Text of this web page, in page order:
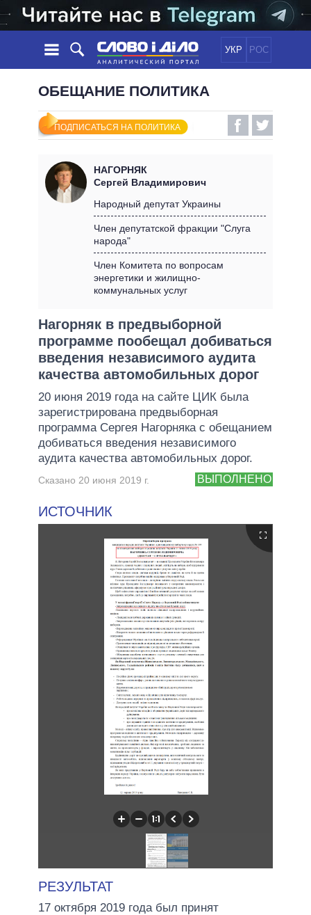
УКР РОС
НОВОСТИ
ЛЕНТА
СОБЫТИЯ
СТАТЬИ
МНЕНИЯ
ОБЗОРЫ
ДАЙДЖЕСТЫ
ПОЛИТИКА
ЭКОНОМИКА
МИР
ОБЕЩАНИЯ
ВСЕ ПОЛИТИКИ
ПРЕЗИДЕНТ И ОФИС
КАБИНЕТ МИНИСТРОВ
ГЛАВЫ ОБЛАДМИНИСТРАЦИЙ
ИНФОГРАФИКА
ВИДЕО
ПОДДЕРЖАТЬ
СРАВНЕНИЕ ПОЛИТИКОВ
ОБЕЩАНИЕ ПОЛИТИКА
ПОДПИСАТЬСЯ НА ПОЛИТИКА
НАГОРНЯК
Сергей Владимирович
Народный депутат Украины
Член депутатской фракции "Слуга
народа"
Член Комитета по вопросам
энергетики и жилищно-
коммунальных услуг
Нагорняк в предвыборной
программе пообещал добиваться
введения независимого аудита
качества автомобильных дорог
20 июня 2019 года на сайте ЦИК была
зарегистрирована предвыборная
программа Сергея Нагорняка с обещанием
добиваться введения независимого
аудита качества автомобильных дорог.
ВЫПОЛНЕНО
Сказано 20 июня 2019 г.
ИСТОЧНИК
РЕЗУЛЬТАТ
17 октября 2019 года был принят